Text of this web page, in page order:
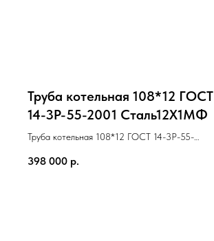
Труба котельная 108*12 ГОСТ
14-3Р-55-2001 Cталь12X1МФ
Труба котельная 108*12 ГОСТ 14-3Р-55-
398 000 р.